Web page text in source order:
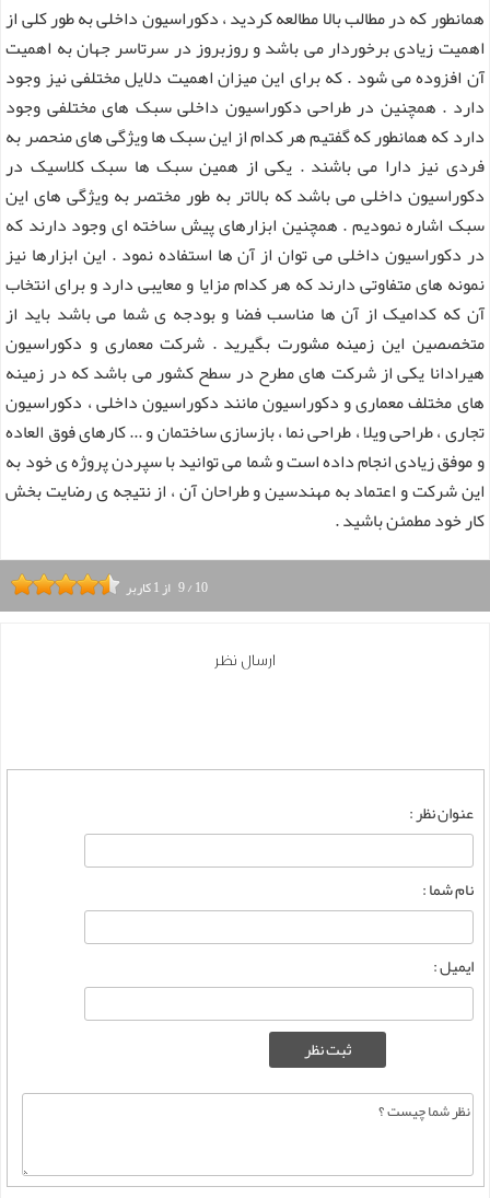
همانطور که در مطالب بالا مطالعه کردید ، دکوراسیون داخلی به طور کلی از
اهمیت زیادی برخوردار می باشد و روزبروز در سرتاسر جهان به اهمیت
آن افزوده می شود . که برای این میزان اهمیت دلایل مختلفی نیز وجود
دارد . همچنین در طراحی دکوراسیون داخلی سبک های مختلفی وجود
دارد که همانطور که گفتیم هر کدام از این سبک ها ویژگی های منحصر به
فردی نیز دارا می باشند . یکی از همین سبک ها سبک کلاسیک در
دکوراسیون داخلی می باشد که بالاتر به طور مختصر به ویژگی های این
سبک اشاره نمودیم . همچنین ابزارهای پیش ساخته ای وجود دارند که
در دکوراسیون داخلی می توان از آن ها استفاده نمود . این ابزارها نیز
نمونه های متفاوتی دارند که هر کدام مزایا و معایبی دارد و برای انتخاب
آن که کدامیک از آن ها مناسب فضا و بودجه ی شما می باشد باید از
متخصصین این زمینه مشورت بگیرید . شرکت معماری و دکوراسیون
هیرادانا یکی از شرکت های مطرح در سطح کشور می باشد که در زمینه
های مختلف معماری و دکوراسیون مانند دکوراسیون داخلی ، دکوراسیون
تجاری ، طراحی ویلا ، طراحی نما ، بازسازی ساختمان و ... کارهای فوق العاده
و موفق زیادی انجام داده است و شما می توانید با سپردن پروژه ی خود به
این شرکت و اعتماد به مهندسین و طراحان آن ، از نتیجه ی رضایت بخش
کار خود مطمئن باشید .
9/10 از1کاربر
ارسال نظر
عنوان نظر :
نام شما :
ایمیل :